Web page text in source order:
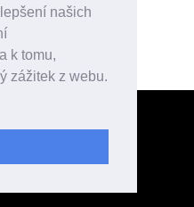
našich
k tomu,
zážitek z webu.
roce 2026 celkovou částkou